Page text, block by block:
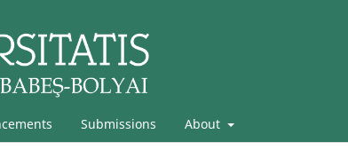
Submissions About